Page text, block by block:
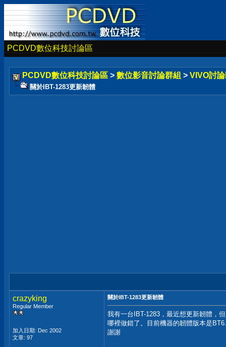
PCDVD數位科技討論區
PCDVD數位科技討論區 > 數位影音討論群組 > VIVO討
關於IBT-1283更新韌體
crazyking
Regular Member
加入日期: Dec 2002
文章: 97
關於IBT-1283更新韌體
我有一台IBT-1283，最近想更新韌體，
哪裡做錯了。目前機器的韌體版本是
謝謝